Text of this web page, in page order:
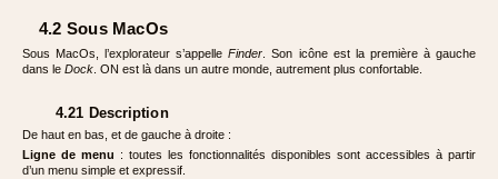
4.2 Sous MacOs
Sous MacOs, l’explorateur s’appelleFinder . Son icône est la première à gauche
dans le Dock . ON est là dans un autre monde, autrement plus confortable.
4.21 Description
De haut en bas, et de gauche à droite :
Ligne de menu : toutes les fonctionnalités disponibles sont accessibles à partir
d’un menu simple et expressif.